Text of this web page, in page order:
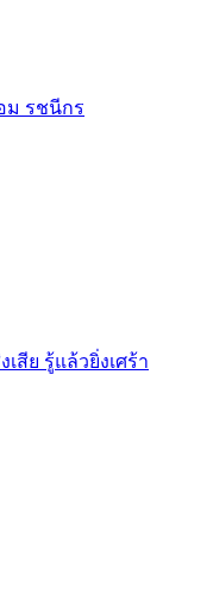
ม รชนีกร
สีย รู้แล้วยิ่งเศร้า